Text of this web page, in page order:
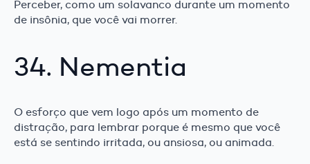
Perceber, como um solavanco durante um momento
de insônia, que você vai morrer.
34. Nementia
O esforço que vem logo após um momento de
distração, para lembrar porque é mesmo que você
está se sentindo irritada, ou ansiosa, ou animada.